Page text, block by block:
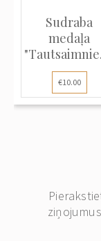
Sudraba
medaļa
sasniegumu
izstāde€10.00